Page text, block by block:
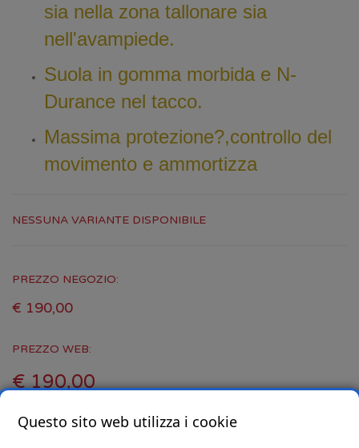
sia nella zona tallonare sia
nell'avampiede.
Suola in gomma morbida e N-
Durance nel tacco.
Massima protezione?,controllo del
movimento e ammortizza
NESSUNA VARIANTE DISPONIBILE
PREZZO NEGOZIO:
€ 190,00
PREZZO WEB:
€ 190,00
Questo sito web utilizza i cookie